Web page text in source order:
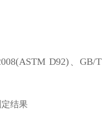
D92) 、 GB/T
结果